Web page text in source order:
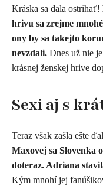
Kráska sa dala ostrihať!
hrivu sa zrejme
ony by sa takejto
nevzdali. Dnes už nie
krásnej ženskej hrive
Sexi aj s
Teraz však zašla ešte
Maxovej sa Slovenka
doteraz. Adriana
Kým mnohí jej